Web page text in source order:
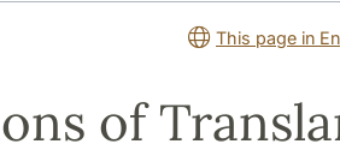
This page in
of